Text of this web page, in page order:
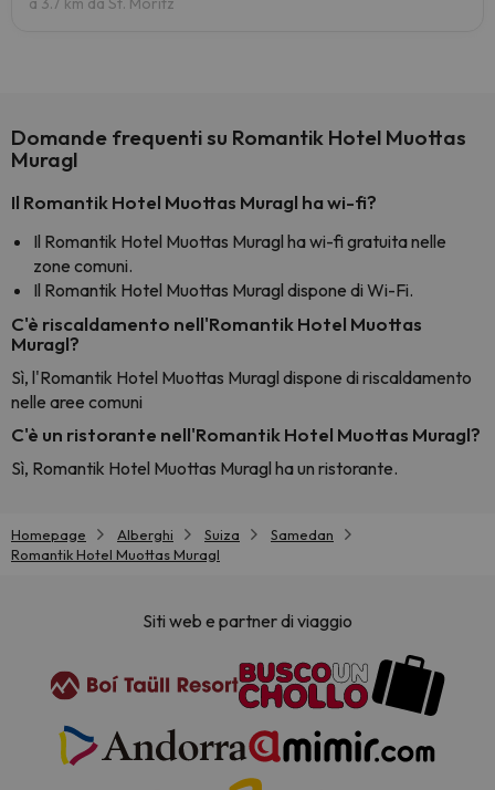
Domande frequenti su Romantik Hotel Muottas
Muragl
Il Romantik Hotel Muottas Muragl ha wi-fi?
Il Romantik Hotel Muottas Muragl ha wi-fi gratuita nelle
zone comuni.
Il Romantik Hotel Muottas Muragl dispone di Wi-Fi.
C'è riscaldamento nell'Romantik Hotel Muottas
Muragl?
Sì, l'Romantik Hotel Muottas Muragl dispone di riscaldamento
nelle aree comuni
C'è un ristorante nell'Romantik Hotel Muottas Muragl?
Sì, Romantik Hotel Muottas Muragl ha un ristorante.
Homepage Alberghi Suiza
Samedan
Romantik Hotel Muottas Muragl
Siti web e partner di viaggio